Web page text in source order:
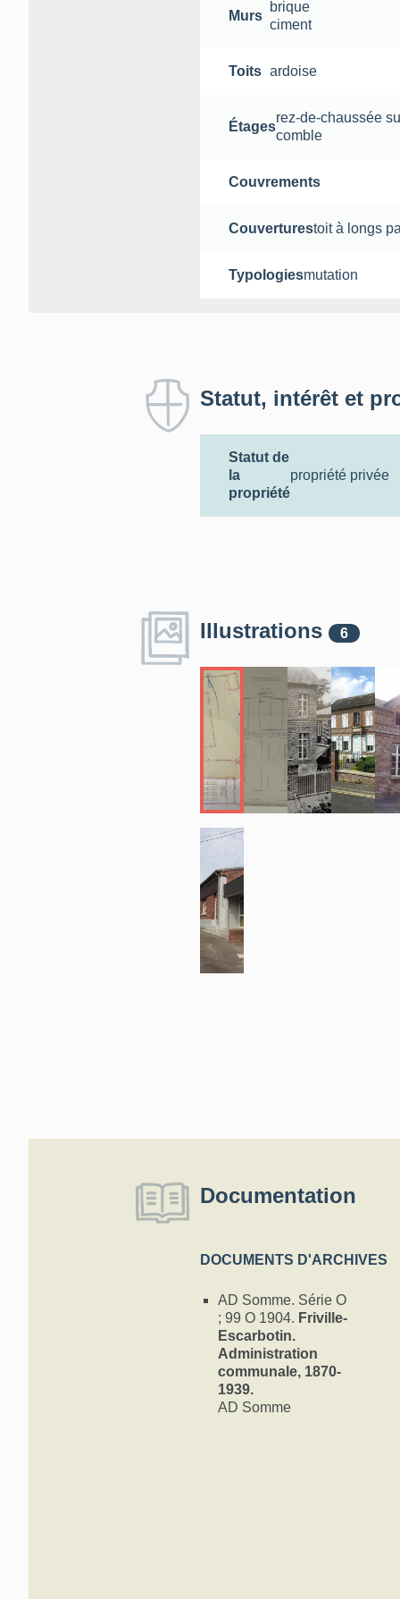
Murs
brique
ciment
Toits ardoise
Étages
rez-de-chaussée
comble
Couvrements
Couverturestoit à longs
Typologiesmutation
Statut, intérêt et
Statut de
la
propriété
propriété privée
Illustrations 6
Documentation
DOCUMENTS D'ARCHIVES
AD Somme. Série O
; 99 O 1904. Friville-
Escarbotin.
Administration
communale, 1870-
1939.
AD Somme